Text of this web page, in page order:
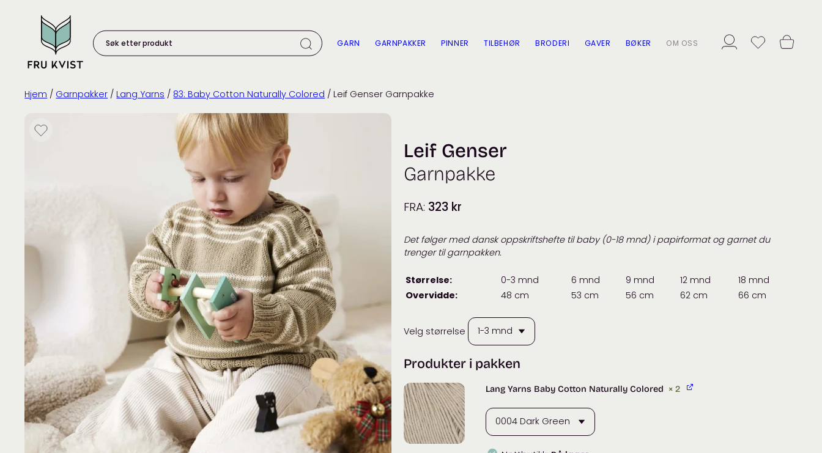
content
etter
produkt:
GARN GARNPAKKER PINNER TILBEHØR BRODERI GAVER BØKER OM OSS
Hjem / Garnpakker / Lang Yarns / 83: Baby Cotton Naturally Colored / Leif Genser Garnpakke
Leif Genser
Garnpakke
FRA: 323 kr
Det følger med dansk oppskriftshefte til baby (0-18 mnd) i papirformat og garnet du
trenger til garnpakken.
Størrelse: 0-3 mnd 6 mnd 9 mnd 12 mnd
18 mnd
Overvidde:
48 cm 53 cm 56 cm 62 cm 66 cm
Velg størrelse
Produkter i pakken
Lang Yarns Baby Cotton Naturally Colored × 2